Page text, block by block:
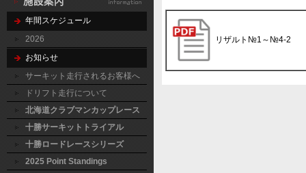
年間スケジュール
2026
お知らせ
サーキット走行されるお客様へ
ドリフト走行について
北海道クラブマンカップレース
十勝サーキットトライアル
十勝ロードレースシリーズ
2025 Point Standings
リザルト№1～№4-2